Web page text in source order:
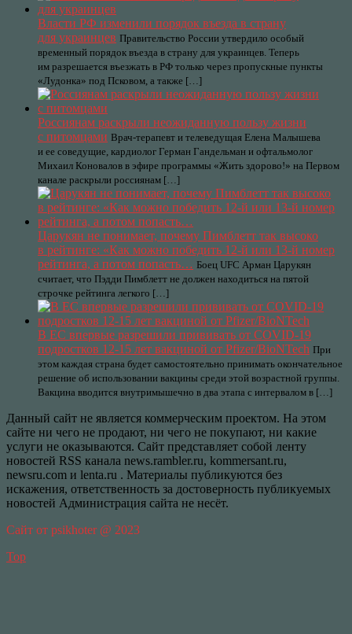
Власти РФ изменили порядок въезда в страну
для украинцев Правительство России утвердило особый
временный порядок въезда в страну для украинцев. Теперь
им разрешается въезжать в РФ только через пропускные пункты
«Лудонка» под Псковом, а также […]
Россиянам раскрыли неожиданную пользу жизни
с питомцами Врач-терапевт и телеведущая Елена Малышева
и ее соведущие, кардиолог Герман Гандельман и офтальмолог
Михаил Коновалов в эфире программы «Жить здорово!» на Первом
канале раскрыли россиянам […]
Царукян не понимает, почему Пимблетт так высоко
в рейтинге: «Как можно победить 12-й или 13-й номер
рейтинга, а потом попасть… Боец UFC Арман Царукян
считает, что Пэдди Пимблетт не должен находиться на пятой
строчке рейтинга легкого […]
В ЕС впервые разрешили прививать от COVID-19
подростков 12-15 лет вакциной от Pfizer/BioNTech При
этом каждая страна будет самостоятельно принимать окончательное
решение об использовании вакцины среди этой возрастной группы.
Вакцина вводится внутримышечно в два этапа с интервалом в […]
Данный сайт не является коммерческим проектом. На этом
сайте ни чего не продают, ни чего не покупают, ни какие
услуги не оказываются. Сайт представляет собой ленту
новостей RSS канала news.rambler.ru, kommersant.ru,
newsru.com и lenta.ru . Материалы публикуются без
искажения, ответственность за достоверность публикуемых
новостей Администрация сайта не несёт.
Сайт от psikhoter @ 2023
Top